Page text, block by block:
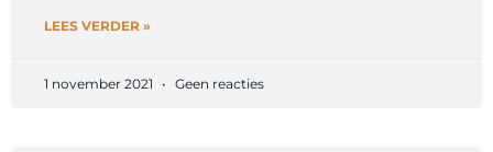
LEES VERDER »
1 november 2021 Geen reacties